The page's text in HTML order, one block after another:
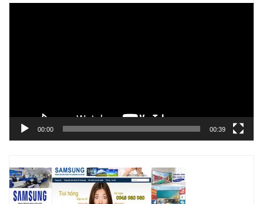
00:00 00:39